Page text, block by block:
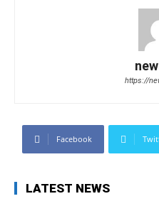
https://
Facebook
LATEST NEWS